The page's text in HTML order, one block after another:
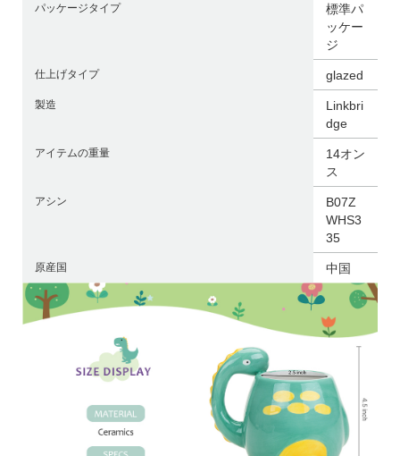
パッケージタイプ
標準パ
ッケー
ジ
仕上げタイプ glazed
製造
Linkbri
dge
アイテムの重量
14オン
ス
アシン
B07Z
WHS3
35
原産国 中国